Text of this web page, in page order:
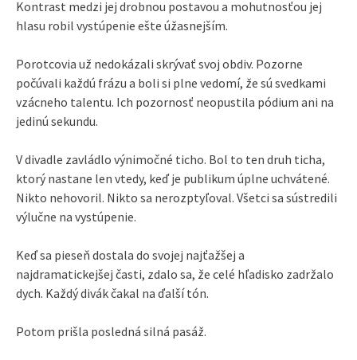
Kontrast medzi jej drobnou postavou a mohutnosťou jej
hlasu robil vystúpenie ešte úžasnejším.
Porotcovia už nedokázali skrývať svoj obdiv. Pozorne
počúvali každú frázu a boli si plne vedomí, že sú svedkami
vzácneho talentu. Ich pozornosť neopustila pódium ani na
jedinú sekundu.
V divadle zavládlo výnimočné ticho. Bol to ten druh ticha,
ktorý nastane len vtedy, keď je publikum úplne uchvátené.
Nikto nehovoril. Nikto sa nerozptyľoval. Všetci sa sústredili
výlučne na vystúpenie.
Keď sa pieseň dostala do svojej najťažšej a
najdramatickejšej časti, zdalo sa, že celé hľadisko zadržalo
dych. Každý divák čakal na ďalší tón.
Potom prišla posledná silná pasáž.